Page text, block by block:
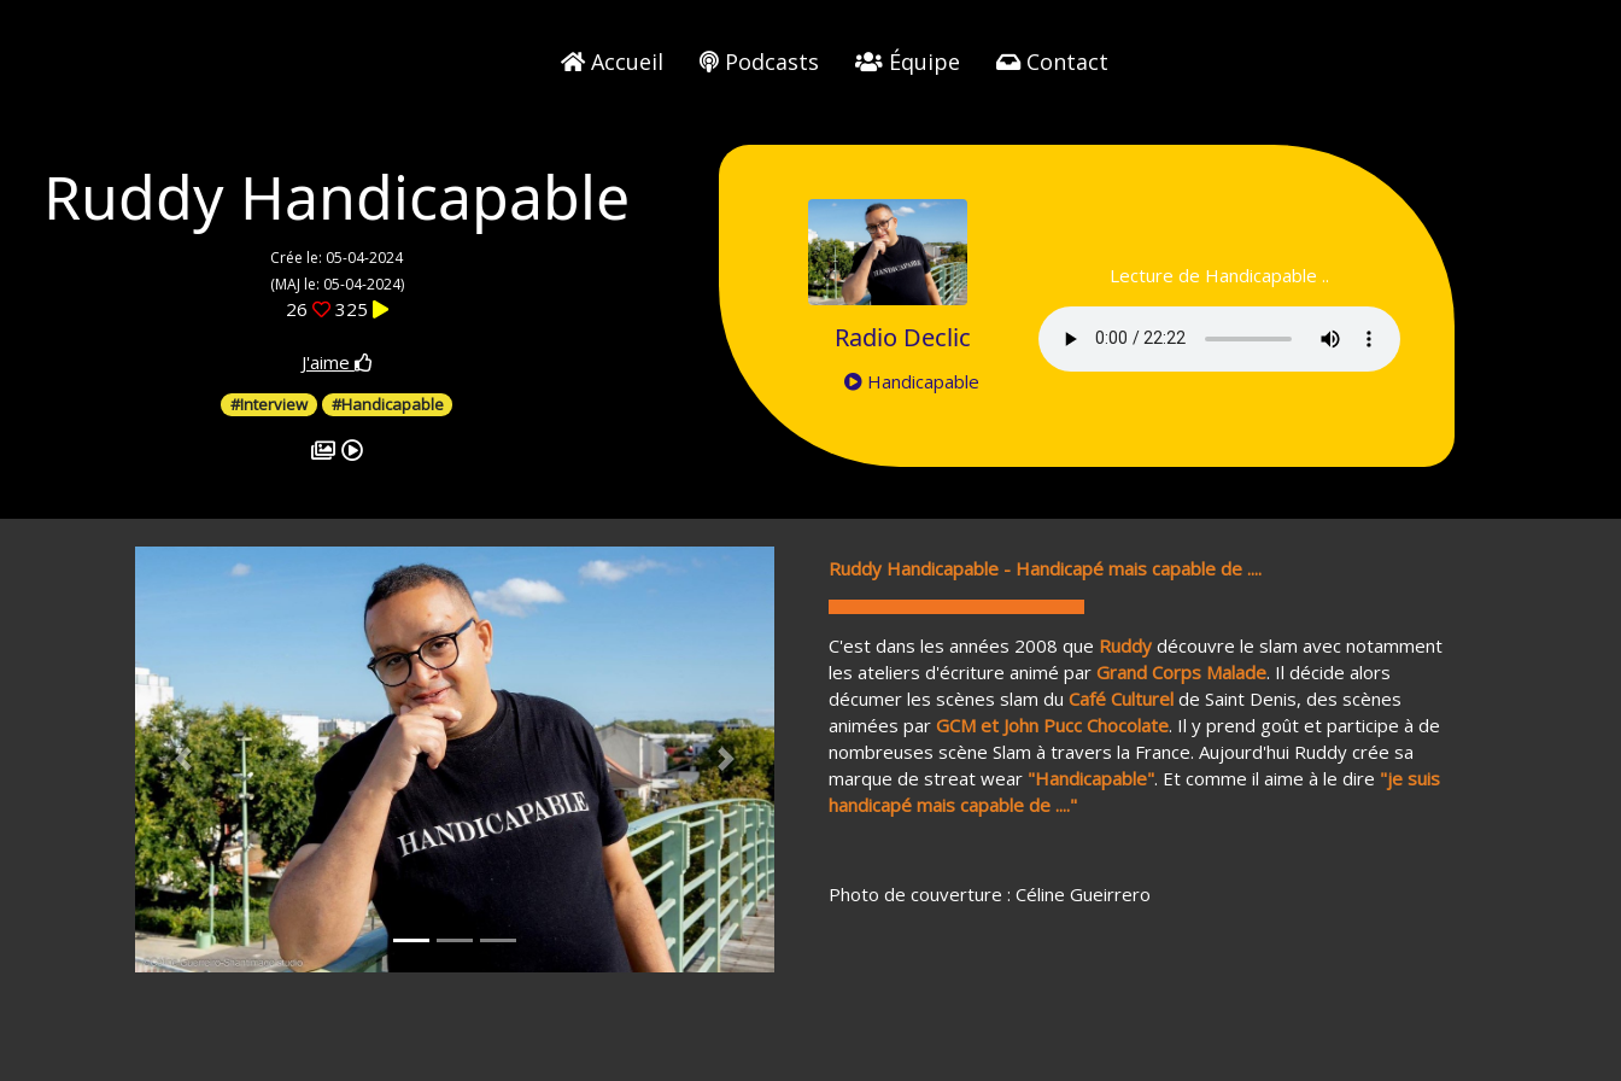
Accueil Podcasts Équipe Contact
Ruddy Handicapable
Crée le: 05-04-2024
(MAJ le: 05-04-2024)
26 325
J'aime
#Interview #Handicapable
Radio Declic
Handicapable
Lecture de Handicapable ..
Previous Next
Ruddy Handicapable - Handicapé mais capable de ....
C'est dans les années 2008 que Ruddy découvre le slam avec notamment
les ateliers d'écriture animé par Grand Corps Malade. Il décide alors
décumer les scènes slam du Café Culturel de Saint Denis, des scènes
animées par GCM et John Pucc Chocolate. Il y prend goût et participe à de
nombreuses scène Slam à travers la France. Aujourd'hui Ruddy crée sa
marque de streat wear "Handicapable". Et comme il aime à le dire "je suis
handicapé mais capable de ...."
Photo de couverture : Céline Gueirrero